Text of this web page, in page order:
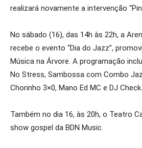
realizará novamente a intervenção
No sábado (16), das 14h às 22h, a
recebe o evento “Dia do Jazz”,
Música na Árvore. A programação
No Stress, Sambossa com Combo
Chorinho 3×0, Mano Ed MC e DJ Check.
Também no dia 16, às 20h, o Teatro
show gospel da BDN Music.